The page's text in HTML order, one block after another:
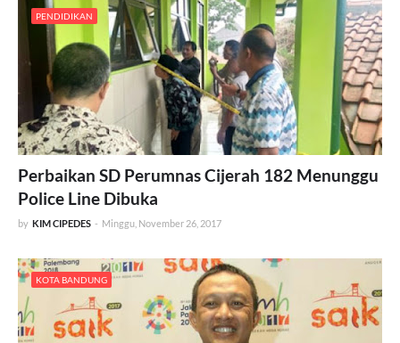
PENDIDIKAN
Perbaikan SD Perumnas Cijerah 182 Menunggu
Police Line Dibuka
by KIM CIPEDES - Minggu, November 26, 2017
KOTA BANDUNG